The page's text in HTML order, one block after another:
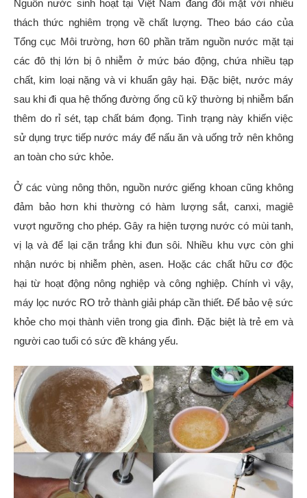
Nguồn nước sinh hoạt tại Việt Nam đang đối mặt với nhiều
thách thức nghiêm trọng về chất lượng. Theo báo cáo của
Tổng cục Môi trường, hơn 60 phần trăm nguồn nước mặt tại
các đô thị lớn bị ô nhiễm ở mức báo động, chứa nhiều tạp
chất, kim loại nặng và vi khuẩn gây hại. Đặc biệt, nước máy
sau khi đi qua hệ thống đường ống cũ kỹ thường bị nhiễm bẩn
thêm do rỉ sét, tạp chất bám đọng. Tình trạng này khiến việc
sử dụng trực tiếp nước máy để nấu ăn và uống trở nên không
an toàn cho sức khỏe.
Ở các vùng nông thôn, nguồn nước giếng khoan cũng không
đảm bảo hơn khi thường có hàm lượng sắt, canxi, magiê
vượt ngưỡng cho phép. Gây ra hiện tượng nước có mùi tanh,
vị lạ và để lại cặn trắng khi đun sôi. Nhiều khu vực còn ghi
nhận nước bị nhiễm phèn, asen. Hoặc các chất hữu cơ độc
hại từ hoạt động nông nghiệp và công nghiệp. Chính vì vậy,
máy lọc nước RO trở thành giải pháp cần thiết. Để bảo vệ sức
khỏe cho mọi thành viên trong gia đình. Đặc biệt là trẻ em và
người cao tuổi có sức đề kháng yếu.